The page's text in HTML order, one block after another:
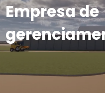
Empresa de